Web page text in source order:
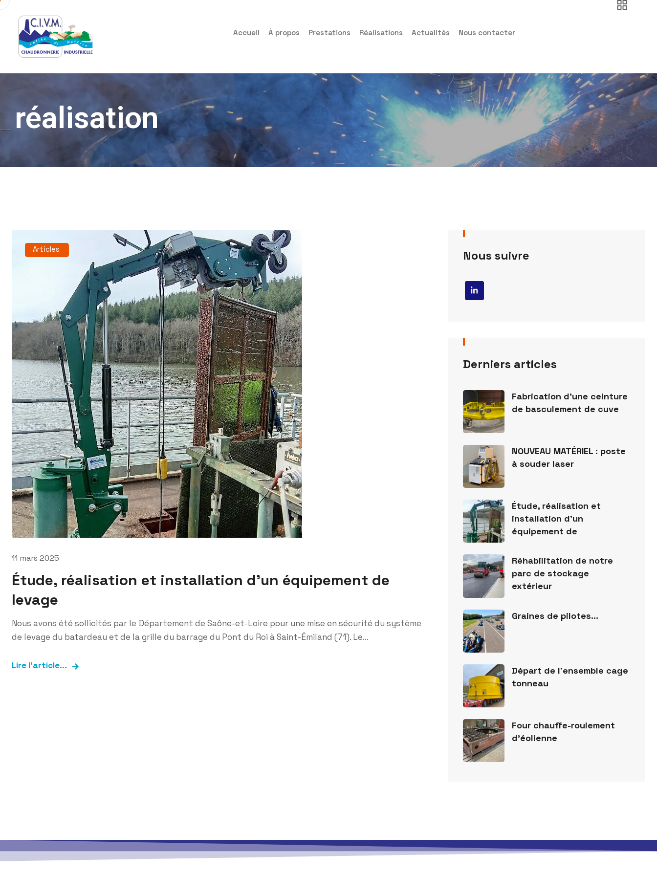
Accueil À propos Prestations Réalisations Actualités Nous contacter
réalisation
Articles
11 mars 2025
Étude, réalisation et installation d’un équipement de
levage
Nous avons été sollicités par le Département de Saône-et-Loire pour une mise en sécurité du système
de levage du batardeau et de la grille du barrage du Pont du Roi à Saint-Émiland (71). Le...
Lire l'article...
Nous suivre
Derniers articles
Fabrication d’une ceinture
de basculement de cuve
NOUVEAU MATÉRIEL : poste
à souder laser
Étude, réalisation et
installation d’un
équipement de
Réhabilitation de notre
parc de stockage
extérieur
Graines de pilotes…
Départ de l’ensemble cage
tonneau
Four chauffe-roulement
d’éolienne